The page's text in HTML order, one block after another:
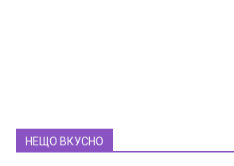
НЕЩО ВКУСНО